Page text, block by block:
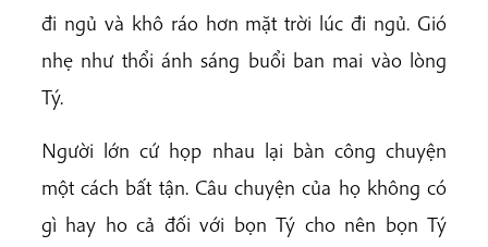
đi ngủ và khô ráo hơn mặt trời lúc đi ngủ. Gió
nhẹ như thổi ánh sáng buổi ban mai vào lòng
Tý.
Người lớn cứ họp nhau lại bàn công chuyện
một cách bất tận. Câu chuyện của họ không có
gì hay ho cả đối với bọn Tý cho nên bọn Tý